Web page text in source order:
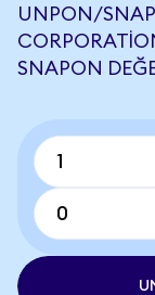
UNPON/
SNAPON